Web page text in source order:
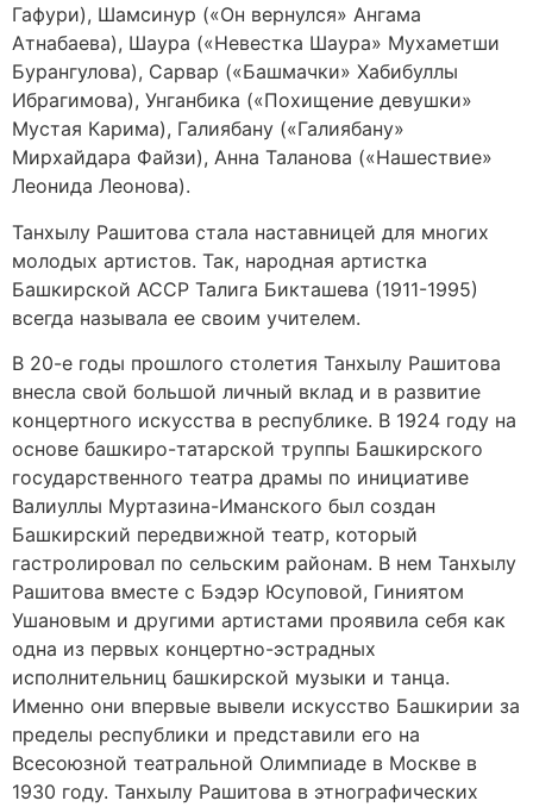
Гафури), Шамсинур («Он вернулся» Ангама
Атнабаева), Шаура («Невестка Шаура» Мухаметши
Бурангулова), Сарвар («Башмачки» Хабибуллы
Ибрагимова), Унганбика («Похищение девушки»
Мустая Карима), Галиябану («Галиябану»
Мирхайдара Файзи), Анна Таланова («Нашествие»
Леонида Леонова).
Танхылу Рашитова стала наставницей для многих
молодых артистов. Так, народная артистка
Башкирской АССР Талига Бикташева (1911-1995)
всегда называла ее своим учителем.
В 20-е годы прошлого столетия Танхылу Рашитова
внесла свой большой личный вклад и в развитие
концертного искусства в республике. В 1924 году на
основе башкиро-татарской труппы Башкирского
государственного театра драмы по инициативе
Валиуллы Муртазина-Иманского был создан
Башкирский передвижной театр, который
гастролировал по сельским районам. В нем Танхылу
Рашитова вместе с Бэдэр Юсуповой, Гиниятом
Ушановым и другими артистами проявила себя как
одна из первых концертно-эстрадных
исполнительниц башкирской музыки и танца.
Именно они впервые вывели искусство Башкирии за
пределы республики и представили его на
Всесоюзной театральной Олимпиаде в Москве в
1930 году. Танхылу Рашитова в этнографических